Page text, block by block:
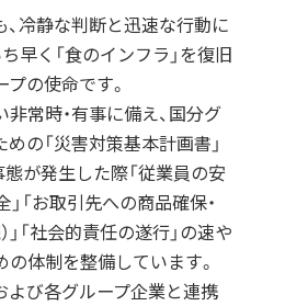
冷静な判断と迅速な行動に
早く「食のインフラ」を復旧
の使命です。
常時・有事に備え、国分グ
の「災害対策基本計画書」
が発生した際「従業員の安
「お取引先への商品確保・
「社会的責任の遂行」の速や
体制を整備しています。
よび各グループ企業と連携